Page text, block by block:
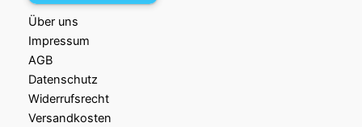
Über uns
Impressum
AGB
Datenschutz
Widerrufsrecht
Versandkosten